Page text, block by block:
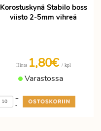
Korostuskynä Stabilo boss
viisto 2-5mm vihreä
Hinta 1,80€ / kpl
Varastossa
-
+